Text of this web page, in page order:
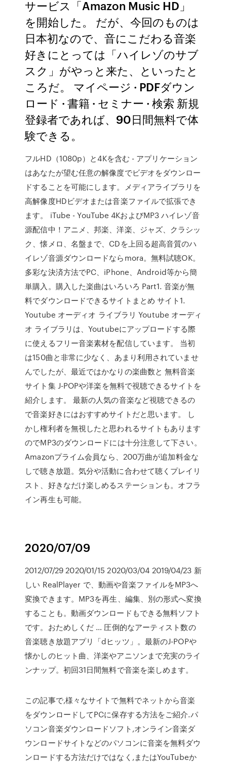
サービス「Amazon Music HD」
を開始した。 だが、今回のものは
日本初なので、音にこだわる音楽
好きにとっては「ハイレゾのサブ
スク」がやっと来た、といったと
ころだ。 マイページ · PDFダウン
ロード · 書籍 · セミナー · 検索 新規
登録者であれば、90日間無料で体
験できる。
フルHD（1080p）と4Kを含む - アプリケーション
はあなたが望む任意の解像度でビデオをダウンロー
ドすることを可能にします。メディアライブラリを
高解像度HDビデオまたは音楽ファイルで拡張でき
ます。 iTube - YouTube 4KおよびMP3 ハイレゾ音
源配信中！アニメ、邦楽、洋楽、ジャズ、クラシッ
ク、懐メロ、名盤まで、CDを上回る超高音質のハ
イレゾ音源ダウンロードならmora。無料試聴OK。
多彩な決済方法でPC、iPhone、Android等から簡
単購入。購入した楽曲はいろいろ Part1. 音楽が無
料でダウンロードできるサイトまとめ サイト1.
Youtube オーディオ ライブラリ Youtube オーディ
オ ライブラリは、Youtubeにアップロードする際
に使えるフリー音楽素材を配信しています。 当初
は150曲と非常に少なく、あまり利用されていませ
んでしたが、最近ではかなりの楽曲数と 無料音楽
サイト集 J-POPや洋楽を無料で視聴できるサイトを
紹介します。 最新の人気の音楽など視聴できるの
で音楽好きにはおすすめサイトだと思います。 し
かし権利者を無視したと思われるサイトもあります
のでMP3のダウンロードには十分注意して下さい。
Amazonプライム会員なら、200万曲が追加料金な
しで聴き放題。気分や活動に合わせて聴くプレイリ
スト、好きなだけ楽しめるステーションも。オフラ
イン再生も可能。
2020/07/09
2012/07/29 2020/01/15 2020/03/04 2019/04/23 新
しい RealPlayer で、動画や音楽ファイルをMP3へ
変換できます。MP3を再生、編集、別の形式へ変換
することも。動画ダウンロードもできる無料ソフト
です。おためしくだ … 圧倒的なアーティスト数の
音楽聴き放題アプリ「dヒッツ」。最新のJ-POPや
懐かしのヒット曲、洋楽やアニソンまで充実のライ
ンナップ。初回31日間無料で音楽を楽しめます。
この記事で,様々なサイトで無料でネットから音楽
をダウンロードしてPCに保存する方法をご紹介.パ
ソコン音楽ダウンロードソフト,オンライン音楽ダ
ウンロードサイトなどのパソコンに音楽を無料ダウ
ンロードする方法だけではなく,またはYouTubeか